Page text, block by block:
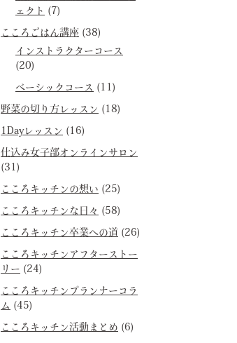
ェクト (7)
こころごはん講座 (38)
インストラクターコース
(20)
ベーシックコース (11)
野菜の切り方レッスン (18)
1Dayレッスン (16)
仕込み女子部オンラインサロン
(31)
こころキッチンの想い (25)
こころキッチンな日々 (58)
こころキッチン卒業への道 (26)
こころキッチンアフターストー
リー (24)
こころキッチンプランナーコラ
ム (45)
こころキッチン活動まとめ (6)